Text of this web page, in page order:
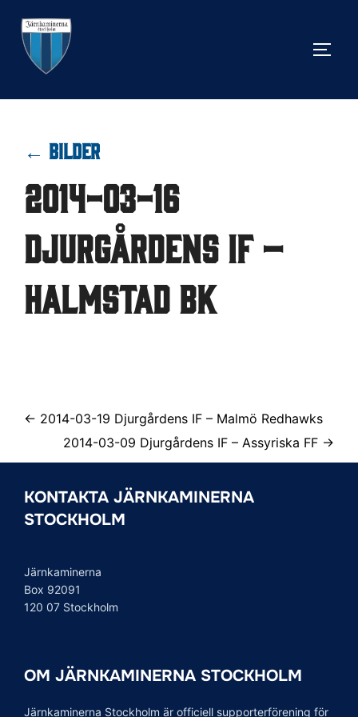
innehåll
← BILDER
2014-03-16
Djurgårdens IF –
Halmstad BK
← 2014-03-19 Djurgårdens IF – Malmö Redhawks
2014-03-09 Djurgårdens IF – Assyriska FF →
KONTAKTA JÄRNKAMINERNA
STOCKHOLM
Järnkaminerna
Box 92091
120 07 Stockholm
OM JÄRNKAMINERNA STOCKHOLM
Järnkaminerna Stockholm är officiell supporterförening för